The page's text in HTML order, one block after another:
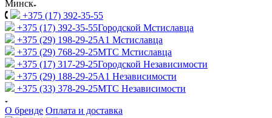
Минск
+375 (17) 392-35-55
+375 (17) 392-35-55Городской Мстиславца
+375 (29) 198-29-25A1 Мстиславца
+375 (29) 768-29-25МТС Мстиславца
+375 (17) 317-29-25Городской Независимости
+375 (29) 188-29-25A1 Независимости
+375 (33) 378-29-25МТС Независимости
О бренде Оплата и доставка